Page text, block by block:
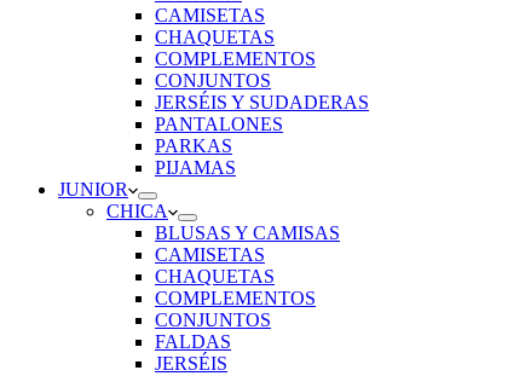
CAMISETAS
CHAQUETAS
COMPLEMENTOS
CONJUNTOS
JERSÉIS Y SUDADERAS
PANTALONES
PARKAS
PIJAMAS
JUNIOR
CHICA
BLUSAS Y CAMISAS
CAMISETAS
CHAQUETAS
COMPLEMENTOS
CONJUNTOS
FALDAS
JERSÉIS